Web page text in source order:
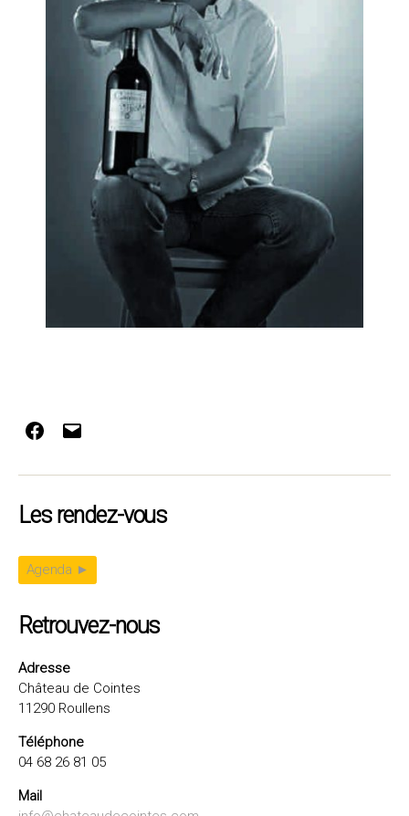
Facebook
E-
Les rendez-vous
Agenda ►
Retrouvez-nous
Adresse
Château de Cointes
11290 Roullens
Téléphone
04 68 26 81 05
Mail